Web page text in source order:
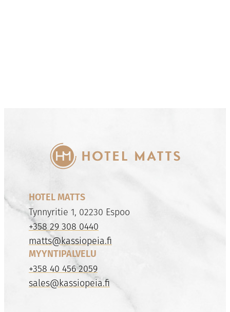
HOTEL MATTS
Tynnyritie 1, 02230 Espoo
+358 29 308 0440
matts@kassiopeia.fi
MYYNTIPALVELU
+358 40 456 2059
sales@kassiopeia.fi